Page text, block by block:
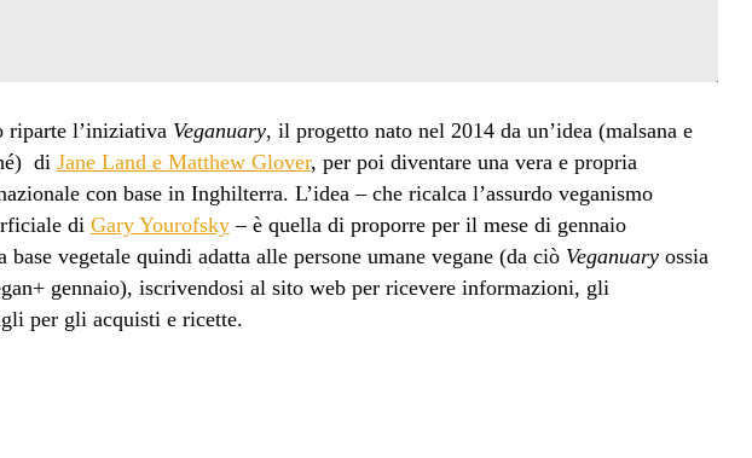
riparte l’iniziativa Veganuary, il progetto nato nel 2014 da un’idea (malsana e
di Jane Land e Matthew Glover, per poi diventare una vera e propria
con base in Inghilterra. L’idea – che ricalca l’assurdo veganismo
di Gary Yourofsky– è quella di proporre per il mese di gennaio
base vegetale quindi adatta alle persone umane vegane (da ciò Veganuaryossia
gennaio), iscrivendosi al sito web per ricevere informazioni, gli
per gli acquisti e ricette.